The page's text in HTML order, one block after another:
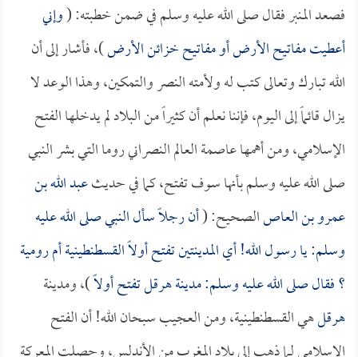
فصعد المنبر فقال صلى الله عليه وسلم في ضمن خطبته: (وإني
أعطيت مفاتيح الأرض أو مفاتيح خزائن الأرض)، فأشار إلى أن
الله تبارك وتعالى كتب له ولأمته النصر والتمكين، وهذا الوعد لا
يزال قائماً إلى اليوم، فإننا نعلم أن كثيراً من البلاد لم يدخلها الفتح
الإسلامي، ومن أهمها عاصمة العالم النصراني روما التي بشر النبي
صلى الله عليه وسلم بأنها سوف تفتح، كما في حديثعبد الله بن
عمرو بن العاصالصحيح: (أن رجلاً سأل النبي صلى الله عليه
وسلم: يا رسول الله! أي المدينتين تفتح أولاً القسطنطينية أم رومية
؟ فقال صلى الله عليه وسلم: مدينةهرقلتفتح أولاً)، ومدينة
هرقلهي القسطنطينية، ومن العجيب سبحان الله! أن الفتح